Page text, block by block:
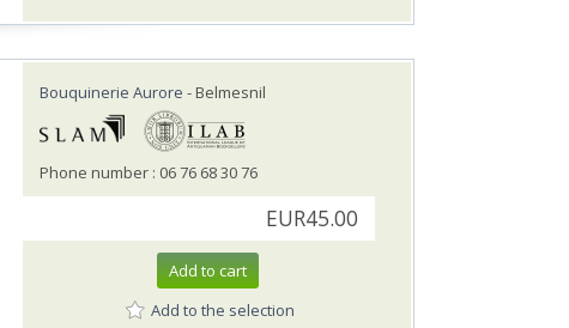
Bouquinerie Aurore - Belmesnil
Phone number : 06 76 68 30 76
EUR45.00
Add to cart
Add to the selection